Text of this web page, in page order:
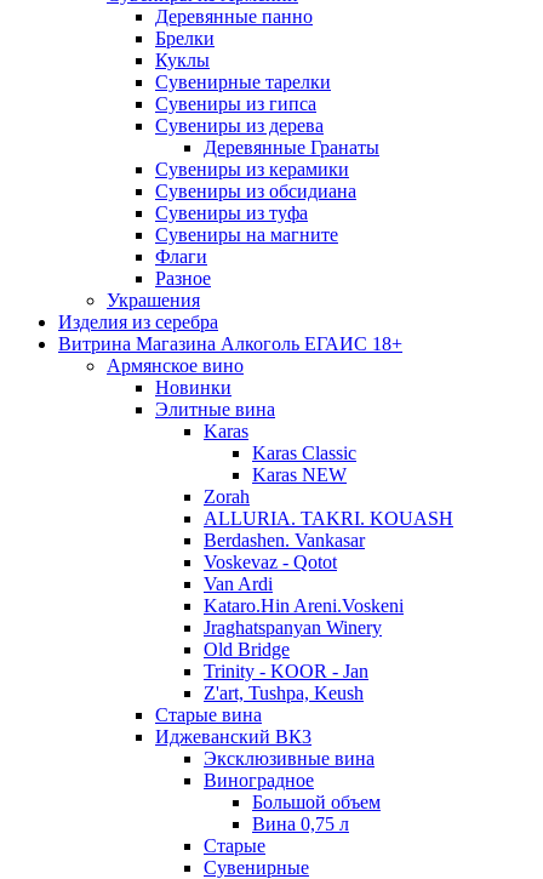
Деревянные панно
Брелки
Куклы
Сувенирные тарелки
Сувениры из гипса
Сувениры из дерева
Деревянные Гранаты
Сувениры из керамики
Сувениры из обсидиана
Сувениры из туфа
Сувениры на магните
Флаги
Разное
Украшения
Изделия из серебра
Витрина Магазина Алкоголь ЕГАИС 18+
Армянское вино
Новинки
Элитные вина
Karas
Karas Classic
Karas NEW
Zorah
ALLURIA. TAKRI. KOUASH
Berdashen. Vankasar
Voskevaz - Qotot
Van Ardi
Kataro.Hin Areni.Voskeni
Jraghatspanyan Winery
Old Bridge
Trinity - KOOR - Jan
Z'art, Tushpa, Keush
Старые вина
Иджеванский ВК3
Эксклюзивные вина
Виноградное
Большой объем
Вина 0,75 л
Старые
Сувенирные